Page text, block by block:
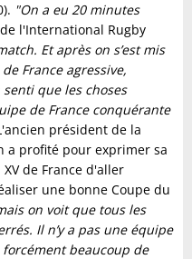
"On a eu 20 minutes
l'International Rugby
Et après on s’est mis
France agressive,
que les choses
de France conquérante
président de la
a profité pour exprimer sa
de France d'aller
une bonne Coupe du
on voit que tous les
Il n’y a pas une équipe
beaucoup de